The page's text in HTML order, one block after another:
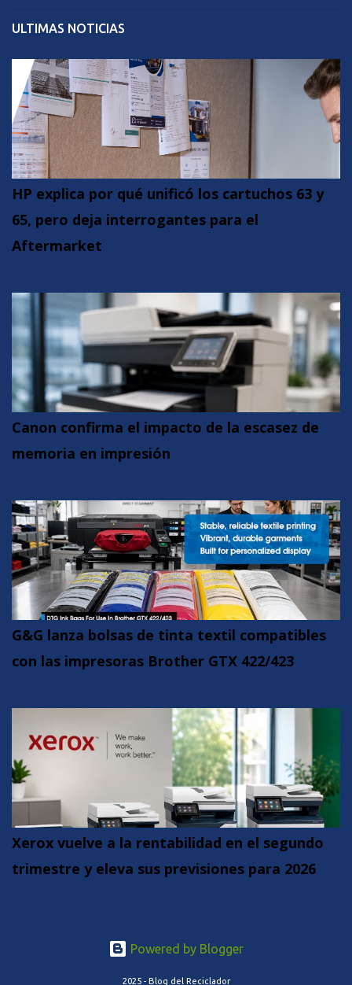
ULTIMAS NOTICIAS
HP explica por qué unificó los cartuchos 63 y
65, pero deja interrogantes para el
Aftermarket
Canon confirma el impacto de la escasez de
memoria en impresión
G&G lanza bolsas de tinta textil compatibles
con las impresoras Brother GTX 422/423
Xerox vuelve a la rentabilidad en el segundo
trimestre y eleva sus previsiones para 2026
Powered by Blogger
2025 - Blog del Reciclador